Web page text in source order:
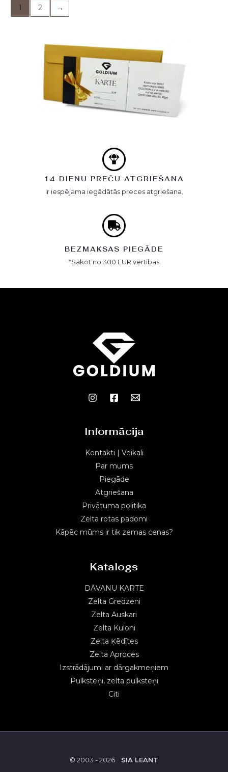
1 2 →
14 DIENU PREČU ATGRIEŠANA
Ir iespējama iegādātās preces atgriešana.
BEZMAKSAS PIEGĀDE
*Sākot no 300 EUR vērtības
Informācija
Kontakti | Veikali
Par mums
Piegāde
Atgriešana
Privātuma politika
Zelta rotas padomi
Kāpēc mūms ir tik zemas cenas?
Katalogs
DĀVANU KARTE
Zelta Gredzeni
Zelta Auskari
Zelta Kuloni
Zelta Ķēdītes
Zelta Aproces
Izstrādājumi ar dārgakmeņiem
Pulksteņi, zelta pulksteņi
Citi
© 2003 - 2026 SIA LEANT